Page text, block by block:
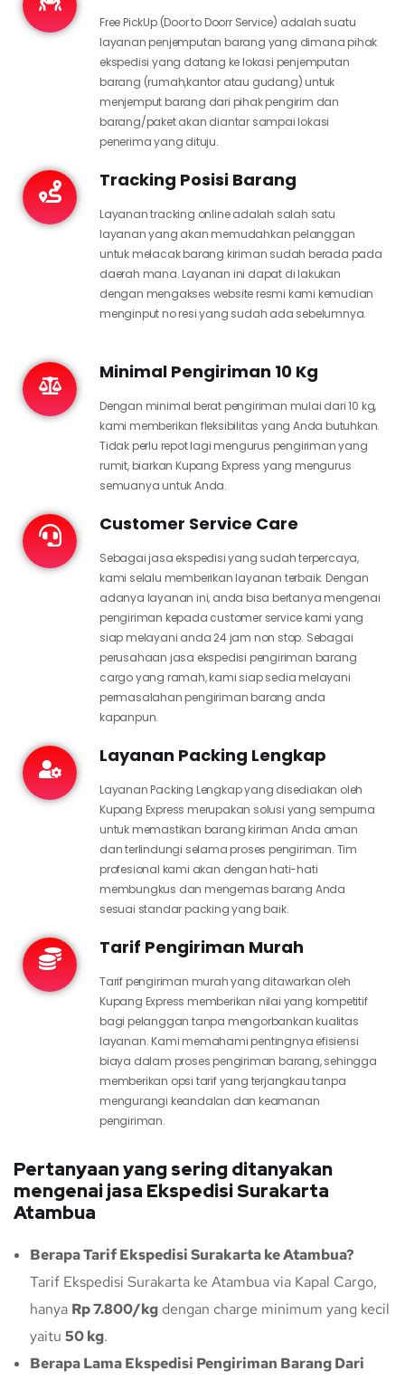
Free PickUp (Door to Doorr Service) adalah suatu
layanan penjemputan barang yang dimana pihak
ekspedisi yang datang ke lokasi penjemputan
barang (rumah,kantor atau gudang) untuk
menjemput barang dari pihak pengirim dan
barang/paket akan diantar sampai lokasi
penerima yang dituju.
Tracking Posisi Barang
Layanan tracking online adalah salah satu
layanan yang akan memudahkan pelanggan
untuk melacak barang kiriman sudah berada pada
daerah mana. Layanan ini dapat di lakukan
dengan mengakses website resmi kami kemudian
menginput no resi yang sudah ada sebelumnya.
Minimal Pengiriman 10 Kg
Dengan minimal berat pengiriman mulai dari 10 kg,
kami memberikan fleksibilitas yang Anda butuhkan.
Tidak perlu repot lagi mengurus pengiriman yang
rumit, biarkan Kupang Express yang mengurus
semuanya untuk Anda.
Customer Service Care
Sebagai jasa ekspedisi yang sudah terpercaya,
kami selalu memberikan layanan terbaik. Dengan
adanya layanan ini, anda bisa bertanya mengenai
pengiriman kepada customer service kami yang
siap melayani anda 24 jam non stop. Sebagai
perusahaan jasa ekspedisi pengiriman barang
cargo yang ramah, kami siap sedia melayani
permasalahan pengiriman barang anda
kapanpun.
Layanan Packing Lengkap
Layanan Packing Lengkap yang disediakan oleh
Kupang Express merupakan solusi yang sempurna
untuk memastikan barang kiriman Anda aman
dan terlindungi selama proses pengiriman. Tim
profesional kami akan dengan hati-hati
membungkus dan mengemas barang Anda
sesuai standar packing yang baik.
Tarif Pengiriman Murah
Tarif pengiriman murah yang ditawarkan oleh
Kupang Express memberikan nilai yang kompetitif
bagi pelanggan tanpa mengorbankan kualitas
layanan. Kami memahami pentingnya efisiensi
biaya dalam proses pengiriman barang, sehingga
memberikan opsi tarif yang terjangkau tanpa
mengurangi keandalan dan keamanan
pengiriman.
Pertanyaan yang sering ditanyakan
mengenai jasa Ekspedisi Surakarta
Atambua
Berapa Tarif Ekspedisi Surakarta ke Atambua?
Tarif Ekspedisi Surakarta ke Atambua via Kapal Cargo,
hanya Rp 7.800/kg dengan charge minimum yang kecil
yaitu 50 kg.
Berapa Lama Ekspedisi Pengiriman Barang Dari